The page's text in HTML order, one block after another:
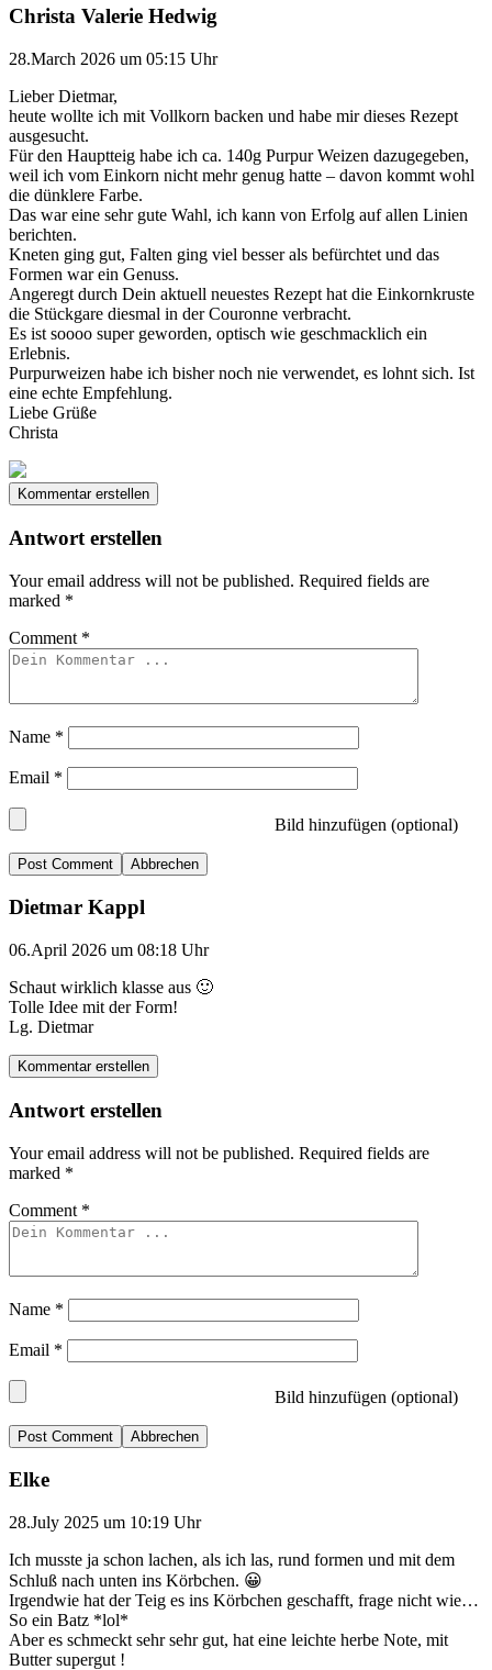
Christa Valerie Hedwig
28.March 2026 um 05:15 Uhr
Lieber Dietmar,
heute wollte ich mit Vollkorn backen und habe mir dieses Rezept
ausgesucht.
Für den Hauptteig habe ich ca. 140g Purpur Weizen dazugegeben,
weil ich vom Einkorn nicht mehr genug hatte – davon kommt wohl
die dünklere Farbe.
Das war eine sehr gute Wahl, ich kann von Erfolg auf allen Linien
berichten.
Kneten ging gut, Falten ging viel besser als befürchtet und das
Formen war ein Genuss.
Angeregt durch Dein aktuell neuestes Rezept hat die Einkornkruste
die Stückgare diesmal in der Couronne verbracht.
Es ist soooo super geworden, optisch wie geschmacklich ein
Erlebnis.
Purpurweizen habe ich bisher noch nie verwendet, es lohnt sich. Ist
eine echte Empfehlung.
Liebe Grüße
Christa
Kommentar erstellen
Antwort erstellen
Your email address will not be published. Required fields are
marked *
Comment *
Name *
Email *
Bild hinzufügen (optional)
Abbrechen
Dietmar Kappl
06.April 2026 um 08:18 Uhr
Schaut wirklich klasse aus 🙂
Tolle Idee mit der Form!
Lg. Dietmar
Kommentar erstellen
Antwort erstellen
Your email address will not be published. Required fields are
marked *
Comment *
Name *
Email *
Bild hinzufügen (optional)
Abbrechen
Elke
28.July 2025 um 10:19 Uhr
Ich musste ja schon lachen, als ich las, rund formen und mit dem
Schluß nach unten ins Körbchen. 😀
Irgendwie hat der Teig es ins Körbchen geschafft, frage nicht wie…
So ein Batz *lol*
Aber es schmeckt sehr sehr gut, hat eine leichte herbe Note, mit
Butter supergut !